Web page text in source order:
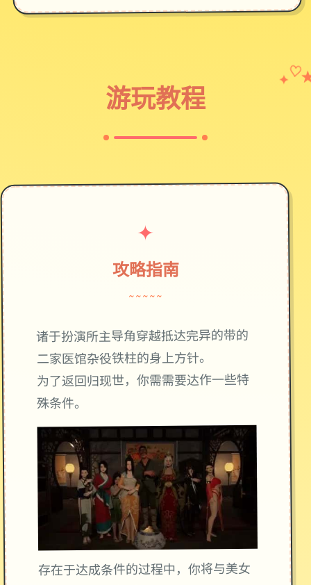
游玩教程
✦ ♡
✦
攻略指南
~~~~~
诸于扮演所主导角穿越抵达完异的带的
二家医馆杂役铁柱的身上方针。
为了返回归现世，你需需要达作一些特
殊条件。
存在于达成条件的过程中，你将与美女